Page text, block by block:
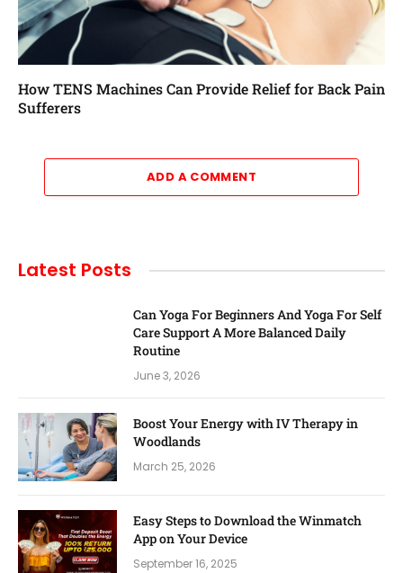
How TENS Machines Can Provide Relief for Back Pain
Sufferers
ADD A COMMENT
Latest Posts
Can Yoga For Beginners And Yoga For Self
Care Support A More Balanced Daily
Routine
June 3, 2026
Boost Your Energy with IV Therapy in
Woodlands
March 25, 2026
Easy Steps to Download the Winmatch
App on Your Device
September 16, 2025